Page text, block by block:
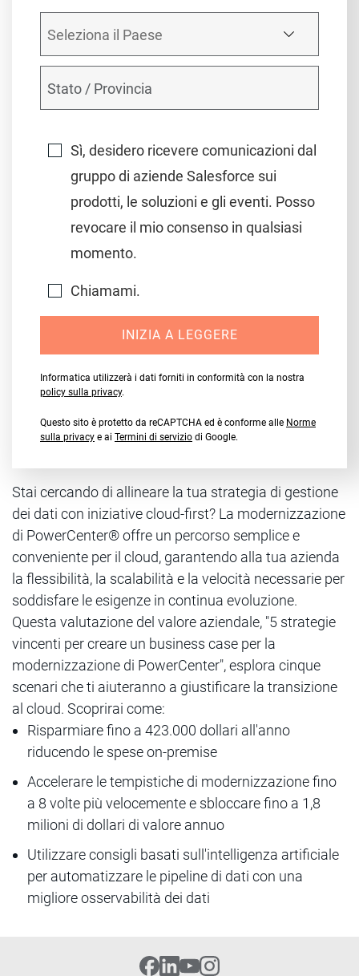
Stai cercando di allineare la tua strategia di gestione
dei dati con iniziative cloud-first? La modernizzazione
di PowerCenter® offre un percorso semplice e
conveniente per il cloud, garantendo alla tua azienda
la flessibilità, la scalabilità e la velocità necessarie per
soddisfare le esigenze in continua evoluzione.
Questa valutazione del valore aziendale, "5 strategie
vincenti per creare un business case per la
modernizzazione di PowerCenter", esplora cinque
scenari che ti aiuteranno a giustificare la transizione
al cloud. Scoprirai come:
Risparmiare fino a 423.000 dollari all'anno
riducendo le spese on-premise
Accelerare le tempistiche di modernizzazione fino
a 8 volte più velocemente e sbloccare fino a 1,8
milioni di dollari di valore annuo
Utilizzare consigli basati sull'intelligenza artificiale
per automatizzare le pipeline di dati con una
migliore osservabilità dei dati
Sì, desidero ricevere comunicazioni dal
gruppo di aziende Salesforce sui
prodotti, le soluzioni e gli eventi. Posso
revocare il mio consenso in qualsiasi
momento.
Chiamami.
INIZIA A LEGGERE
Informatica utilizzerà i dati forniti in conformità con la nostra
policy sulla privacy.
Questo sito è protetto da reCAPTCHA ed è conforme alle Norme
sulla privacy e ai Termini di servizio di Google.